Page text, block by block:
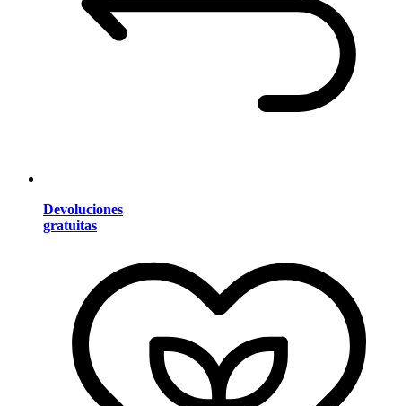
Devoluciones
gratuitas